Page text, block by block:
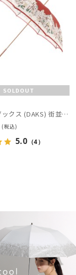
SOLDOUT
【雨傘】ダックス (DAKS) 街並み 日本製 長傘
(税込)
5.0 （4）